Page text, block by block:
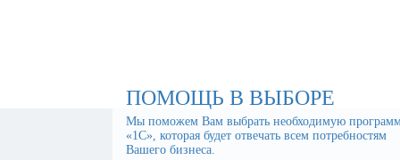
ПОМОЩЬ В ВЫБОРЕ
Мы поможем Вам выбрать необходимую
«1С», которая будет отвечать всем потребностям
Вашего бизнеса.